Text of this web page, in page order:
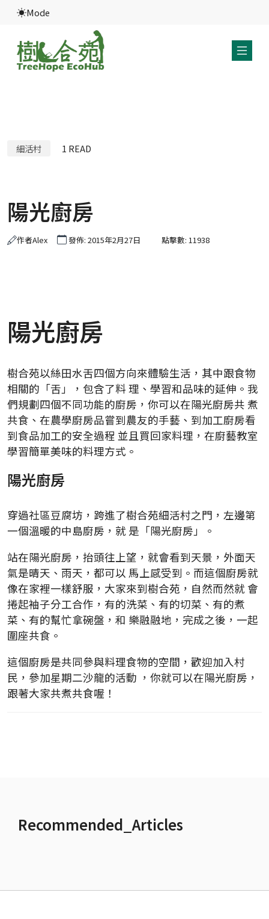
Mode
細活村 1 READ
陽光廚房
作者Alex 發佈: 2015年2月27日 點擊數: 11938
陽光廚房
樹合苑以絲田水舌四個方向來體驗生活，其中跟食物
相關的「舌」，包含了料 理、學習和品味的延伸。我
們規劃四個不同功能的廚房，你可以在陽光廚房共 煮
共食、在農學廚房品嘗到農友的手藝、到加工廚房看
到食品加工的安全過程 並且買回家料理，在廚藝教室
學習簡單美味的料理方式。
陽光廚房
穿過社區豆腐坊，跨進了樹合苑細活村之門，左邊第
一個溫暖的中島廚房，就 是「陽光廚房」。
站在陽光廚房，抬頭往上望，就會看到天景，外面天
氣是晴天、雨天，都可以 馬上感受到。而這個廚房就
像在家裡一樣舒服，大家來到樹合苑，自然而然就 會
捲起袖子分工合作，有的洗菜、有的切菜、有的煮
菜、有的幫忙拿碗盤，和 樂融融地，完成之後，一起
圍座共食。
這個廚房是共同參與料理食物的空間，歡迎加入村
民，參加星期二沙龍的活動 ，你就可以在陽光廚房，
跟著大家共煮共食喔！
Recommended_Articles